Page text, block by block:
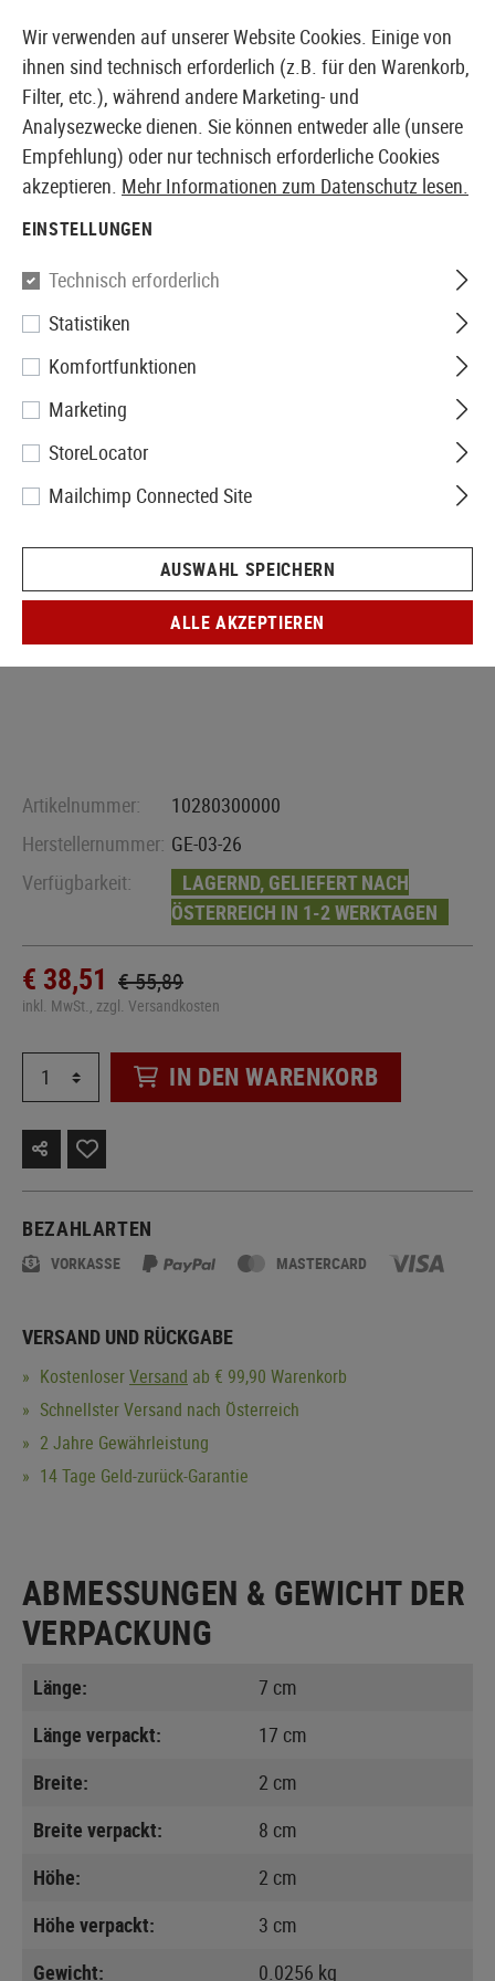
EUROPÄISCHER AIRSOFT SHOP & GROßHÄNDLER
Guarder
Cylinder Enhancement Set MP5
Artikelnummer:
10280300000
Herstellernummer: GE-03-26
Verfügbarkeit:
LAGERND, GELIEFERT NACH
ÖSTERREICH IN 1-2 WERKTAGEN
€ 38,51 € 55,89
inkl. MwSt., zzgl. Versandkosten
IN DEN WARENKORB
BEZAHLARTEN
VORKASSE MASTERCARD
VERSAND UND RÜCKGABE
KostenloserVersand ab € 99,90 Warenkorb
Schnellster Versand nach Österreich
2 Jahre Gewährleistung
14 Tage Geld-zurück-Garantie
ABMESSUNGEN & GEWICHT DER
VERPACKUNG
Länge:
7 cm
Länge verpackt:
17 cm
Breite:
2 cm
Breite verpackt:
8 cm
Höhe:
2 cm
Höhe verpackt:
3 cm
Gewicht:
0.0256 kg
Wir verwenden auf unserer Website Cookies. Einige von
ihnen sind technisch erforderlich (z.B. für den Warenkorb,
Filter, etc.), während andere Marketing- und
Analysezwecke dienen. Sie können entweder alle (unsere
Empfehlung) oder nur technisch erforderliche Cookies
akzeptieren. Mehr Informationen zum Datenschutz lesen.
EINSTELLUNGEN
Technisch erforderlich
Statistiken
Komfortfunktionen
Marketing
StoreLocator
Mailchimp Connected Site
AUSWAHL SPEICHERN
ALLE AKZEPTIEREN